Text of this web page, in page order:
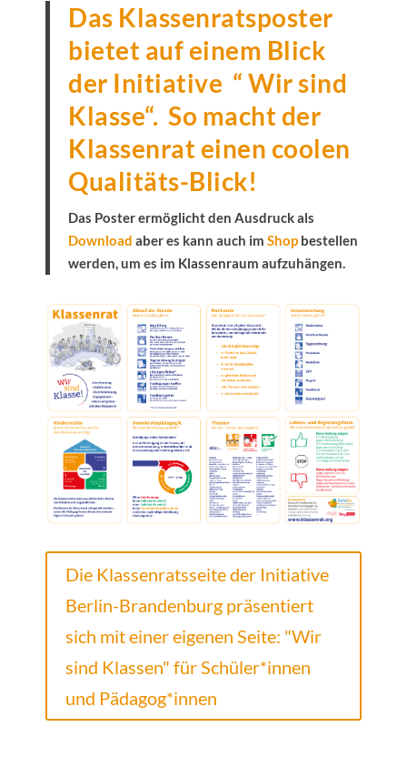
Das Klassenratsposter
bietet auf einem Blick
der Initiative “ Wir sind
Klasse“. So macht der
Klassenrat einen coolen
Qualitäts-Blick!
Das Poster ermöglicht den Ausdruck als
Download aber es kann auch im Shop bestellen
werden, um es im Klassenraum aufzuhängen.
Die Klassenratsseite der Initiative
Berlin-Brandenburg präsentiert
sich mit einer eigenen Seite: "Wir
sind Klassen" für Schüler*innen
und Pädagog*innen